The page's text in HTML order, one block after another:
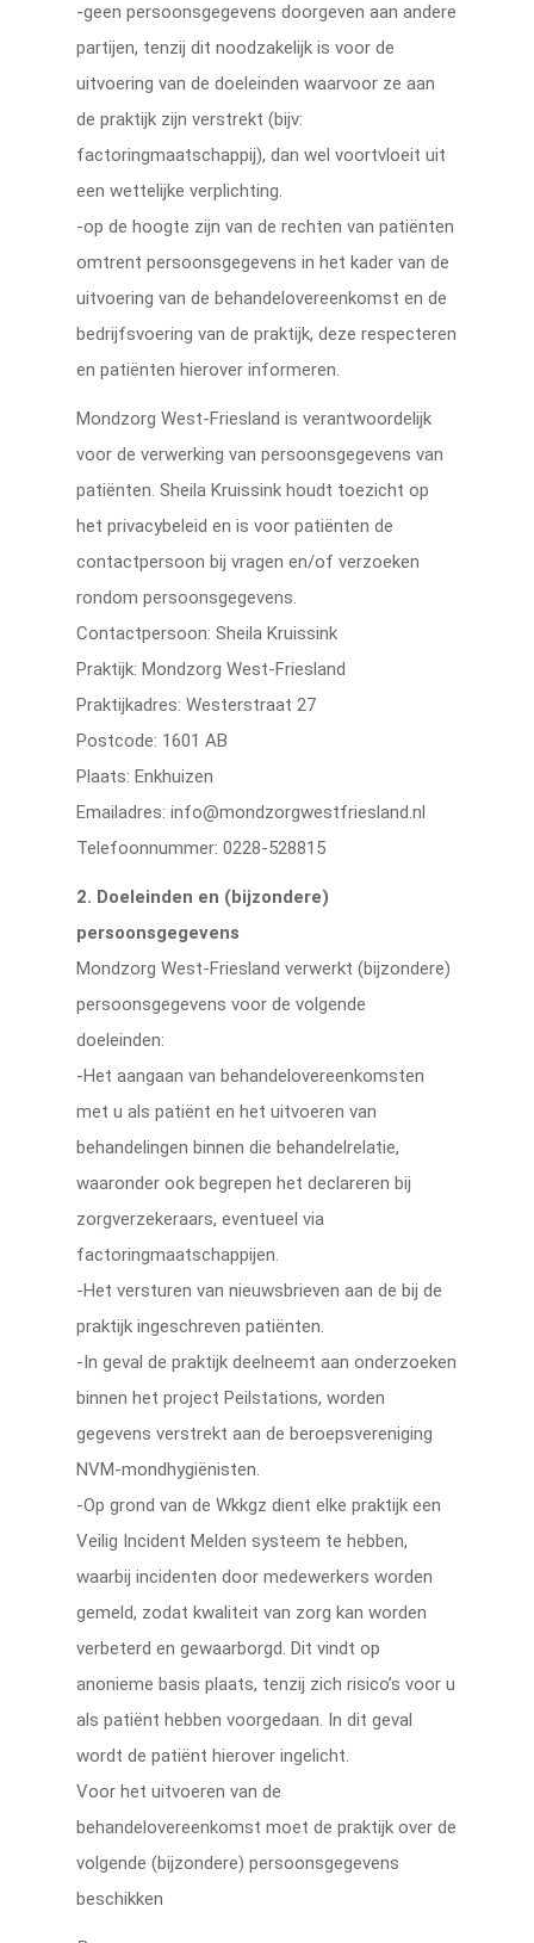
-geen persoonsgegevens doorgeven aan andere
partijen, tenzij dit noodzakelijk is voor de
uitvoering van de doeleinden waarvoor ze aan
de praktijk zijn verstrekt (bijv:
factoringmaatschappij), dan wel voortvloeit uit
een wettelijke verplichting.
-op de hoogte zijn van de rechten van patiënten
omtrent persoonsgegevens in het kader van de
uitvoering van de behandelovereenkomst en de
bedrijfsvoering van de praktijk, deze respecteren
en patiënten hierover informeren.
Mondzorg West-Friesland is verantwoordelijk
voor de verwerking van persoonsgegevens van
patiënten. Sheila Kruissink houdt toezicht op
het privacybeleid en is voor patiënten de
contactpersoon bij vragen en/of verzoeken
rondom persoonsgegevens.
Contactpersoon: Sheila Kruissink
Praktijk: Mondzorg West-Friesland
Praktijkadres: Westerstraat 27
Postcode: 1601 AB
Plaats: Enkhuizen
Emailadres: info@mondzorgwestfriesland.nl
Telefoonnummer: 0228-528815
2. Doeleinden en (bijzondere)
persoonsgegevens
Mondzorg West-Friesland verwerkt (bijzondere)
persoonsgegevens voor de volgende
doeleinden:
-Het aangaan van behandelovereenkomsten
met u als patiënt en het uitvoeren van
behandelingen binnen die behandelrelatie,
waaronder ook begrepen het declareren bij
zorgverzekeraars, eventueel via
factoringmaatschappijen.
-Het versturen van nieuwsbrieven aan de bij de
praktijk ingeschreven patiënten.
-In geval de praktijk deelneemt aan onderzoeken
binnen het project Peilstations, worden
gegevens verstrekt aan de beroepsvereniging
NVM-mondhygiënisten.
-Op grond van de Wkkgz dient elke praktijk een
Veilig Incident Melden systeem te hebben,
waarbij incidenten door medewerkers worden
gemeld, zodat kwaliteit van zorg kan worden
verbeterd en gewaarborgd. Dit vindt op
anonieme basis plaats, tenzij zich risico’s voor u
als patiënt hebben voorgedaan. In dit geval
wordt de patiënt hierover ingelicht.
Voor het uitvoeren van de
behandelovereenkomst moet de praktijk over de
volgende (bijzondere) persoonsgegevens
beschikken